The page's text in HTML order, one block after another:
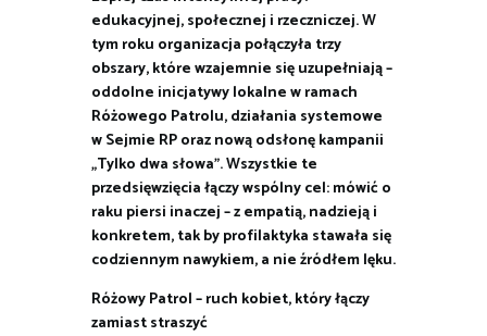
edukacyjnej, społecznej i rzeczniczej. W
tym roku organizacja połączyła trzy
obszary, które wzajemnie się uzupełniają –
oddolne inicjatywy lokalne w ramach
Różowego Patrolu, działania systemowe
w Sejmie RP oraz nową odsłonę kampanii
„Tylko dwa słowa”. Wszystkie te
przedsięwzięcia łączy wspólny cel: mówić o
raku piersi inaczej – z empatią, nadzieją i
konkretem, tak by profilaktyka stawała się
codziennym nawykiem, a nie źródłem lęku.
Różowy Patrol – ruch kobiet, który łączy
zamiast straszyć